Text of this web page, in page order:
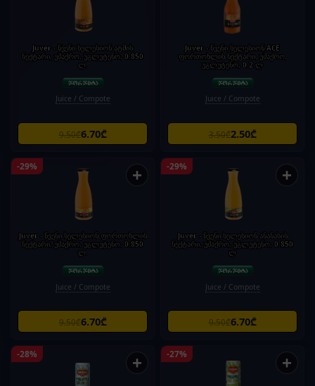
Juver - წვენი სელესიონ ატმის
ნექტარი, უშაქრო, უგლუტენო, 0.850
ლ.
Juice / Compote
9.50₾6.70₾
Juver - წვენი სელესიონ ACE
ფორთოხლის ნექტარი, უშაქრო,
უგლუტენო, 0.2 ლ
Juice / Compote
3.50₾2.50₾
-29% +
Juver - წვენი სელესიონ ფორთოხლის
ნექტარი, უშაქრო, უგლუტენო, 0.850
ლ.
Juice / Compote
9.50₾6.70₾
-29% +
Juver - წვენი სელესიონ ანანასის
ნექტარი, უშაქრო, უგლუტენო, 0.850
ლ
Juice / Compote
9.50₾6.70₾
-28% + -27% +